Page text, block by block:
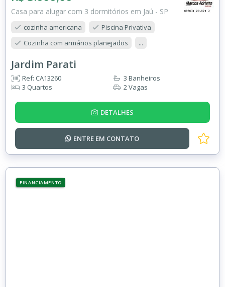
Casa para alugar com 3 dormitórios em Jaú - SP
cozinha americana
Piscina Privativa
Cozinha com armários planejados
...
Jardim Parati
Ref: CA13260
3 Quartos
3 Banheiros
2 Vagas
DETALHES
ENTRE EM CONTATO
FINANCIAMENTO